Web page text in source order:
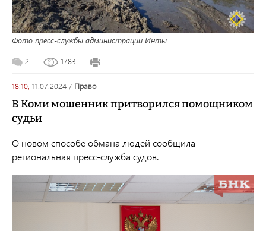
Фото пресс-службы администрации Инты
2 1783
18:10, 11.07.2024 / право
В Коми мошенник притворился помощником
судьи
О новом способе обмана людей сообщила
региональная пресс-служба судов.